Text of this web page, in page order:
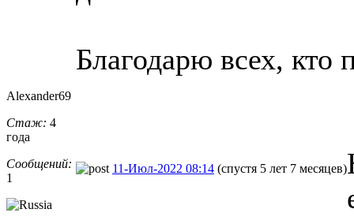
Благодарю всех, кто
Alexander69
Стаж: 4
года
Сообщений:
1
11-Июл-2022 08:14 (спустя 5 лет 7 месяцев)